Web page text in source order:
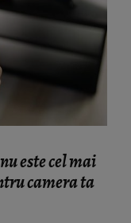
este cel mai
camera ta